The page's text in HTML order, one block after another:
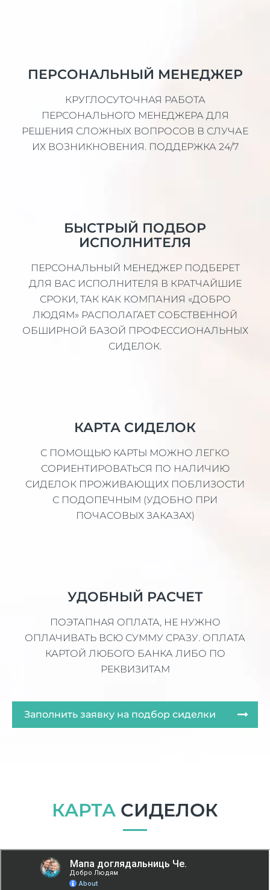
ПЕРСОНАЛЬНЫЙ МЕНЕДЖЕР
КРУГЛОСУТОЧНАЯ РАБОТА
ПЕРСОНАЛЬНОГО МЕНЕДЖЕРА ДЛЯ
РЕШЕНИЯ СЛОЖНЫХ ВОПРОСОВ В СЛУЧАЕ
ИХ ВОЗНИКНОВЕНИЯ. ПОДДЕРЖКА 24/7
БЫСТРЫЙ ПОДБОР
ИСПОЛНИТЕЛЯ
ПЕРСОНАЛЬНЫЙ МЕНЕДЖЕР ПОДБЕРЕТ
ДЛЯ ВАС ИСПОЛНИТЕЛЯ В КРАТЧАЙШИЕ
СРОКИ, ТАК КАК КОМПАНИЯ «ДОБРО
ЛЮДЯМ» РАСПОЛАГАЕТ СОБСТВЕННОЙ
ОБШИРНОЙ БАЗОЙ ПРОФЕССИОНАЛЬНЫХ
СИДЕЛОК.
КАРТА СИДЕЛОК
С ПОМОЩЬЮ КАРТЫ МОЖНО ЛЕГКО
СОРИЕНТИРОВАТЬСЯ ПО НАЛИЧИЮ
СИДЕЛОК ПРОЖИВАЮЩИХ ПОБЛИЗОСТИ
С ПОДОПЕЧНЫМ (УДОБНО ПРИ
ПОЧАСОВЫХ ЗАКАЗАХ)
УДОБНЫЙ РАСЧЕТ
ПОЭТАПНАЯ ОПЛАТА, НЕ НУЖНО
ОПЛАЧИВАТЬ ВСЮ СУММУ СРАЗУ. ОПЛАТА
КАРТОЙ ЛЮБОГО БАНКА ЛИБО ПО
РЕКВИЗИТАМ
Заполнить заявку на подбор сиделки
КАРТА СИДЕЛОК